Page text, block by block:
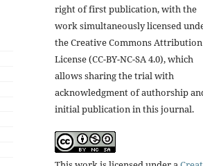
right of first publication, with the
work simultaneously licensed
the Creative Commons Attribution
License (CC-BY-NC-SA 4.0), which
allows sharing the trial with
acknowledgment of authorship
initial publication in this journal.